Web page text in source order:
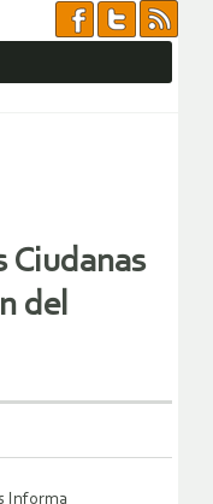
Ciudanas
del
Informa